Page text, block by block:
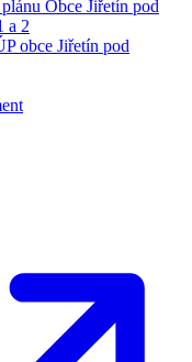
Obce Jiřetín pod
a 2
obce Jiřetín pod